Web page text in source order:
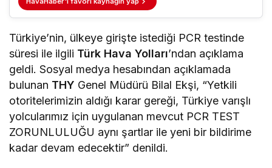
Türkiye’nin, ülkeye girişte istediği PCR testinde
süresi ile ilgili Türk Hava Yolları’ndan açıklama
geldi. Sosyal medya hesabından açıklamada
bulunan THY Genel Müdürü Bilal Ekşi, “Yetkili
otoritelerimizin aldığı karar gereği, Türkiye varışlı
yolcularımız için uygulanan mevcut PCR TEST
ZORUNLULUĞU aynı şartlar ile yeni bir bildirime
kadar devam edecektir” denildi.